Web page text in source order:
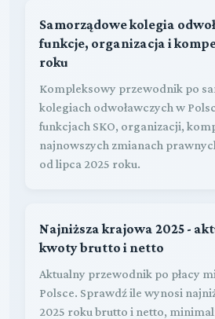
Samorządowe kolegia
funkcje, organizacja i
roku
Kompleksowy przewodnik po
kolegiach odwoławczych w
funkcjach SKO, organizacji,
najnowszych zmianach
od lipca 2025 roku.
Najniższa krajowa 2025 -
kwoty brutto i netto
Aktualny przewodnik po płacy
Polsce. Sprawdź ile wynosi
2025 roku brutto i netto,